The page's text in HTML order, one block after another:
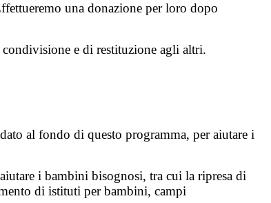
una donazione per loro dopo
e di restituzione agli altri.
al fondo di questo programma, per aiutare i
i bambini bisognosi, tra cui la ripresa di
di istituti per bambini, campi